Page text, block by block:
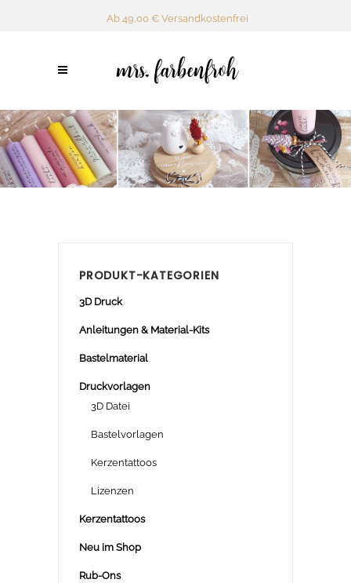
Ab 49,00 € Versandkostenfrei
PRODUKT-KATEGORIEN
3D Druck
Anleitungen & Material-Kits
Bastelmaterial
Druckvorlagen
3D Datei
Bastelvorlagen
Kerzentattoos
Lizenzen
Kerzentattoos
Neu im Shop
Rub-Ons